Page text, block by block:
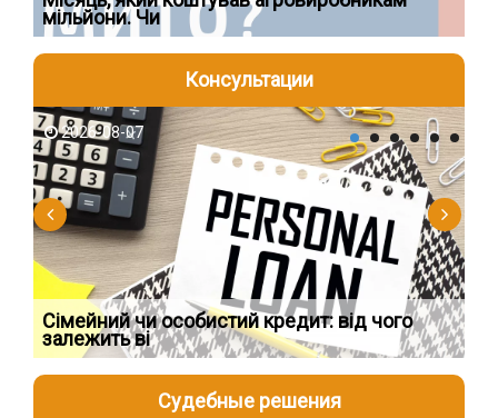
мільйони. Чи
Консультации
2026-08-07
Сімейний чи особистий кредит: від чого
залежить ві
Судебные решения